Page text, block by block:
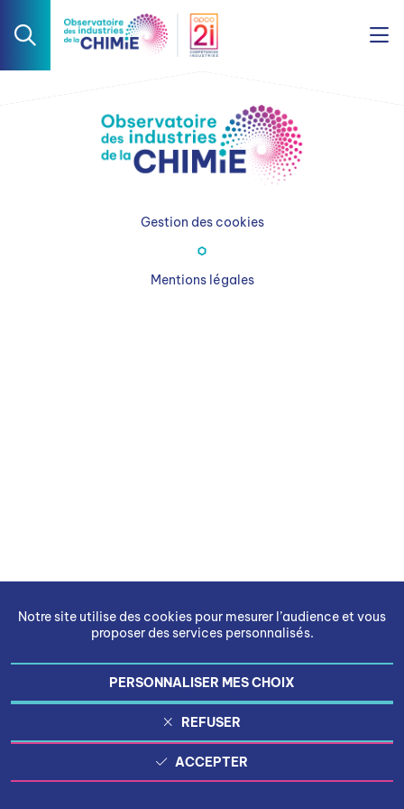
Notre site utilise des cookies pour mesurer l’audience et vous
proposer des services personnalisés.
PERSONNALISER MES CHOIX
REFUSER
ACCEPTER
Gestion des cookies
Mentions légales